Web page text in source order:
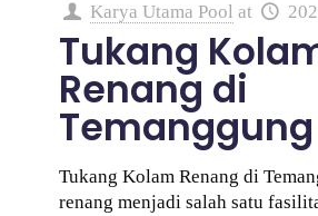
Karya Utama Pool at
Tukang
Renang di
Temanggung
Tukang Kolam Renang di
renang menjadi salah satu